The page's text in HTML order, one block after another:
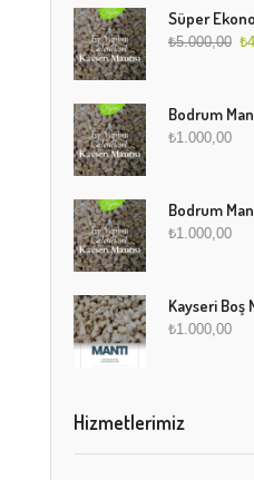
₺5.000,00 ₺
₺1.000,00
₺1.000,00
₺1.000,00
Hizmetlerimiz